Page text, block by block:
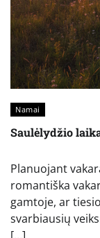
Namai
Saulėlydžio
Planuojant
romantiška
gamtoje, ar
svarbiausių